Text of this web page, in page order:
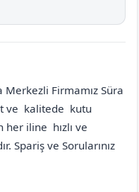
Merkezli Firmamız Süra
ve kalitede kutu
iline hızlı ve
Spariş ve Sorularınız